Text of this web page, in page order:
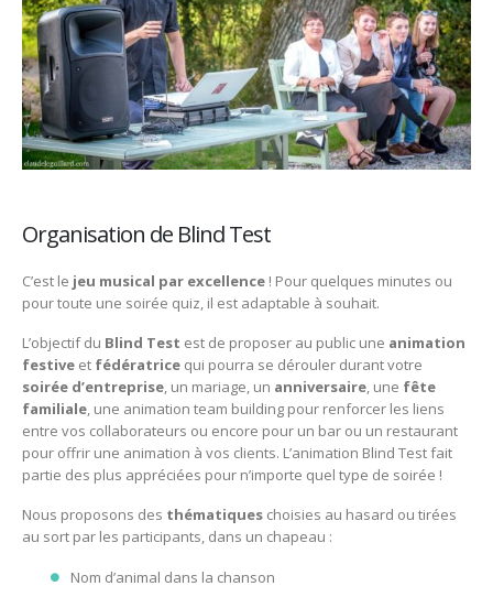
Organisation de Blind Test
C’est le jeu musical par excellence ! Pour quelques minutes ou
pour toute une soirée quiz, il est adaptable à souhait.
L’objectif du Blind Test est de proposer au public une animation
festive et fédératrice qui pourra se dérouler durant votre
soirée d’entreprise, un mariage, un anniversaire, une fête
familiale, une animation team building pour renforcer les liens
entre vos collaborateurs ou encore pour un bar ou un restaurant
pour offrir une animation à vos clients. L’animation Blind Test fait
partie des plus appréciées pour n’importe quel type de soirée !
​Nous proposons des thématiques choisies au hasard ou tirées
au sort par les participants, dans un chapeau :
​Nom d’animal dans la chanson